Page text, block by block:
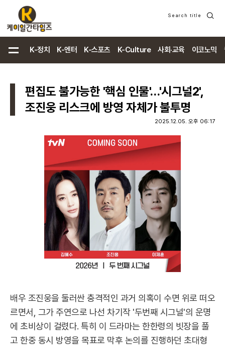
Search title
검
K-정치 K-엔터 K-스포츠 K-Culture 사회·교육 이코노믹
편집도 불가능한 '핵심 인물'…'시그널2',
조진웅 리스크에 방영 자체가 불투명
2025.12.05. 오후 06:17
배우 조진웅을 둘러싼 충격적인 과거 의혹이 수면 위로 떠오
르면서, 그가 주연으로 나선 차기작 '두번째 시그널'의 운명
에 초비상이 걸렸다. 특히 이 드라마는 한한령의 빗장을 풀
고 한중 동시 방영을 목표로 막후 논의를 진행하던 초대형